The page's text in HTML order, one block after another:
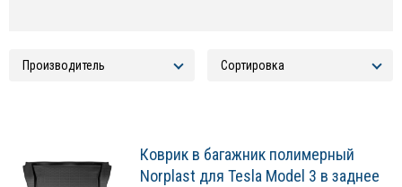
Коврик в багажник полимерный
Norplast для Tesla Model 3 в заднее